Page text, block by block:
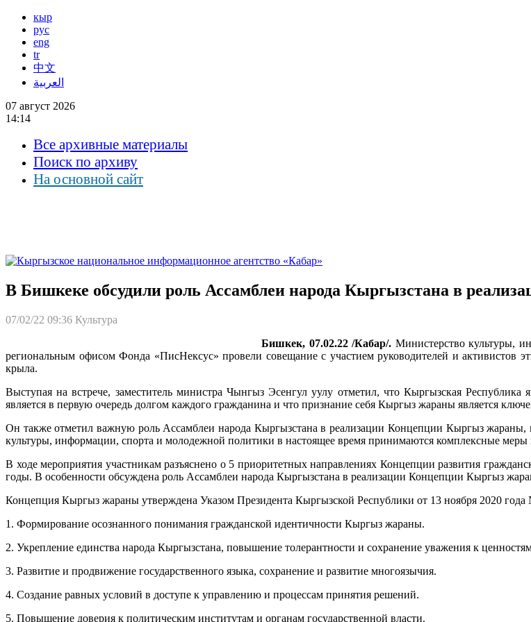
кыр
рус
eng
tr
中文
العربية
07 август 2026
14:14
Все архивные материалы
Поиск по архиву
На основной сайт
В Бишкеке обсудили роль Ассамблеи народа Кыргызстана в
07/02/22 09:36 Культура
Бишкек, 07.02.22 /Кабар/. Министерство культуры,
региональным офисом Фонда «ПисНексус» провели совещание с участием руководителей и активистов
крыла.
Выступая на встрече, заместитель министра Чынгыз Эсенгул уулу отметил, что Кыргызская Республика
является в первую очередь долгом каждого гражданина и что признание себя Кыргыз жараны является
Он также отметил важную роль Ассамблеи народа Кыргызстана в реализации Концепции Кыргыз жараны,
культуры, информации, спорта и молодежной политики в настоящее время принимаются комплексные меры
В ходе мероприятия участникам разъяснено о 5 приоритетных направлениях Концепции развития
годы. В особенности обсуждена роль Ассамблеи народа Кыргызстана в реализации Концепции Кыргыз
Концепция Кыргыз жараны утверждена Указом Президента Кыргызской Республики от 13 ноября 2020
1. Формирование осознанного понимания гражданской идентичности Кыргыз жараны.
2. Укрепление единства народа Кыргызстана, повышение толерантности и сохранение уважения к
3. Развитие и продвижение государственного языка, сохранение и развитие многоязычия.
4. Создание равных условий в доступе к управлению и процессам принятия решений.
5. Повышение доверия к политическим институтам и органам государственной власти.